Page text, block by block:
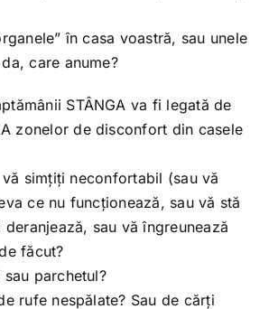
în casa voastră, sau unele
care anume?
STÂNGA va fi legată de
zonelor de disconfort din casele
simțiți neconfortabil (sau vă
ce nu funcționează, sau vă stă
sau vă îngreunează
făcut?
parchetul?
rufe nespălate? Sau de cărți